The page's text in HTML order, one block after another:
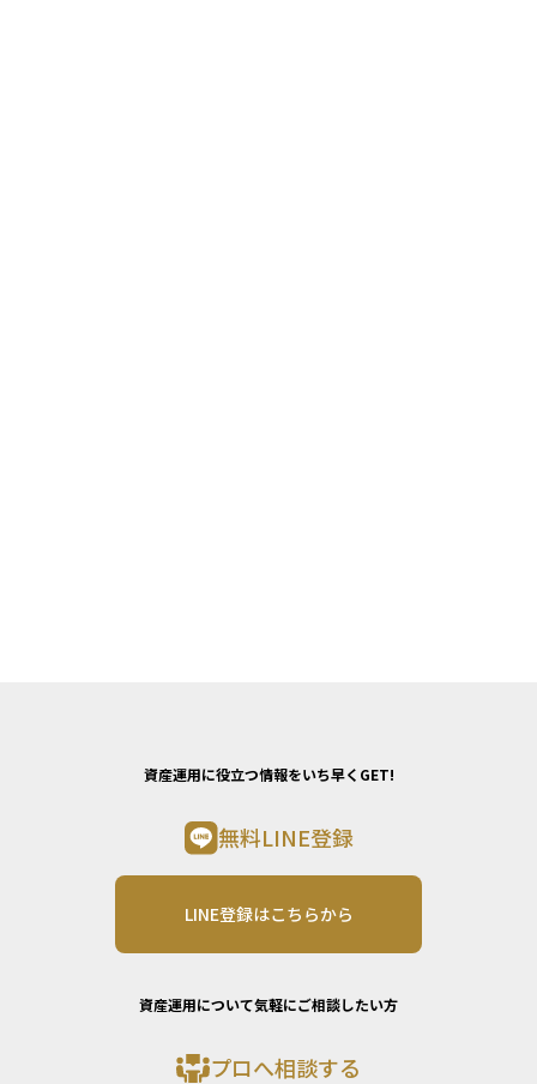
資産運用に役立つ情報をいち早くGET!
無料LINE登録
LINE登録はこちらから
資産運用について気軽にご相談したい方
プロへ相談する